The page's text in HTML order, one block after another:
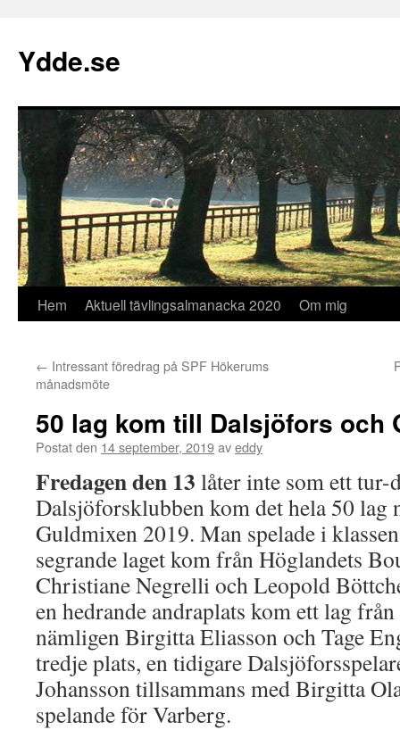
innehåll
Ydde.se
Hem Aktuell tävlingsalmanacka 2020 Om mig
← Intressant föredrag på SPF Hökerums
månadsmöte
50 lag kom till Dalsjöfors och
Postat den 14 september, 2019aveddy
Fredagen den 13 låter inte som ett tur-
Dalsjöforsklubben kom det hela 50 lag
Guldmixen 2019. Man spelade i
segrande laget kom från Höglandets
Christiane Negrelli och Leopold
en hedrande andraplats kom ett lag
nämligen Birgitta Eliasson och Tage
tredje plats, en tidigare
Johansson tillsammans med Birgitta
spelande för Varberg.